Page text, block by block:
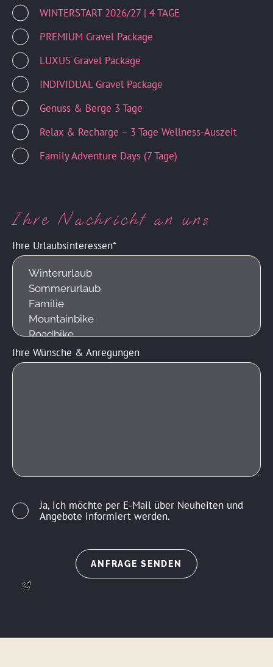
WINTERSTART 2026/27 | 4 TAGE
PREMIUM Gravel Package
LUXUS Gravel Package
INDIVIDUAL Gravel Package
Genuss & Berge 3 Tage
Relax & Recharge – 3 Tage Wellness-Auszeit
Family Adventure Days (7 Tage)
Ihre Nachricht an uns
Ihre Urlaubsinteressen
Ihre Wünsche & Anregungen
Ja, ich möchte per E-Mail über Neuheiten und
Angebote informiert werden.